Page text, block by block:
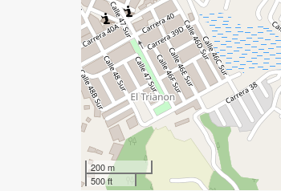
200 m
500 ft